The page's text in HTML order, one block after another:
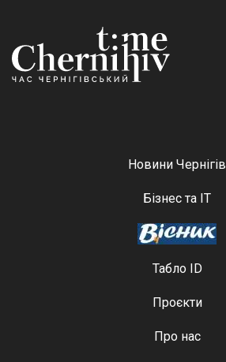
Новини Чернігів
Бізнес та ІТ
Табло ID
Проєкти
Про нас